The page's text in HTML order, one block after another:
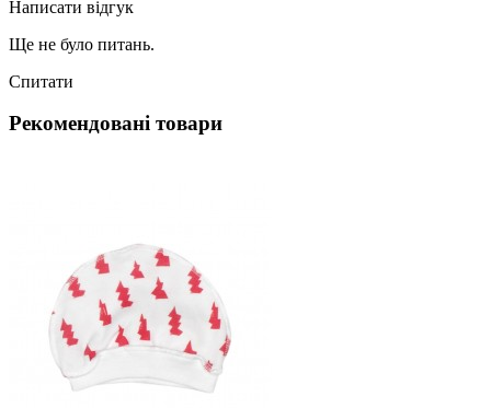
Написати відгук
Ще не було питань.
Спитати
Рекомендовані товари